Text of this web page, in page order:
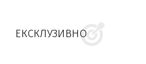
ЕКСКЛУЗИВНО